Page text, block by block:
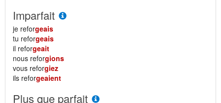
Imparfait
je reforgeais
tu reforgeais
il reforgeait
nous reforgions
vous reforgiez
ils reforgeaient
Plus que parfait